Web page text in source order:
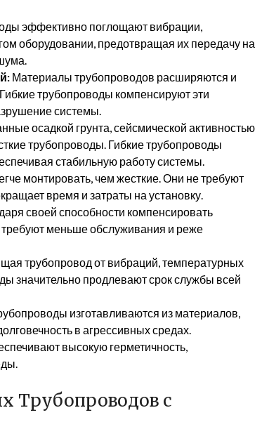
эффективно поглощают вибрации,
оборудовании, предотвращая их передачу на
Материалы трубопроводов расширяются и
трубопроводы компенсируют эти
системы.
осадкой грунта, сейсмической активностью
трубопроводы. Гибкие трубопроводы
стабильную работу системы.
монтировать, чем жесткие. Они не требуют
время и затраты на установку.
своей способности компенсировать
меньше обслуживания и реже
трубопровод от вибраций, температурных
значительно продлевают срок службы всей
изготавливаются из материалов,
в агрессивных средах.
высокую герметичность,
Трубопроводов с